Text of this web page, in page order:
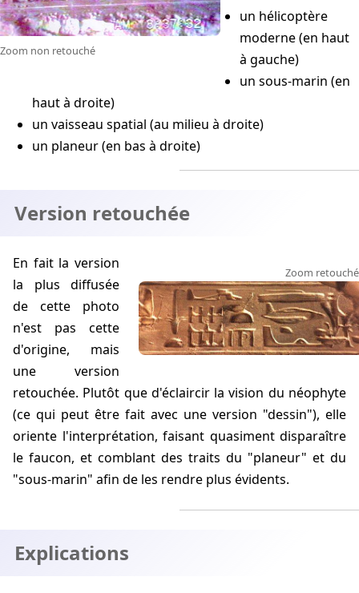
Zoom non retouché
un hélicoptère
moderne (en haut
à gauche)
un sous-marin (en
haut à droite)
un vaisseau spatial (au milieu à droite)
un planeur (en bas à droite)
Version retouchée
Zoom retouché
En fait la version
la plus diffusée
de cette photo
n'est pas cette
d'origine, mais
une version
retouchée. Plutôt que d'éclaircir la vision du néophyte
(ce qui peut être fait avec une version "dessin"), elle
oriente l'interprétation, faisant quasiment disparaître
le faucon, et comblant des traits du "planeur" et du
"sous-marin" afin de les rendre plus évidents.
Explications